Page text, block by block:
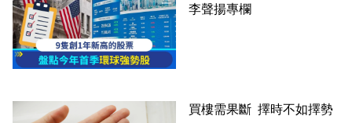
李聲揚專欄
買樓需果斷 擇時不如擇勢